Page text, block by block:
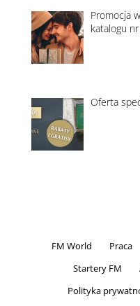
Promocja
katalogu
Oferta
FM World Praca
Startery FM
Polityka